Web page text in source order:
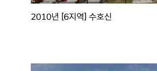
2010년 [6지역] 수호신